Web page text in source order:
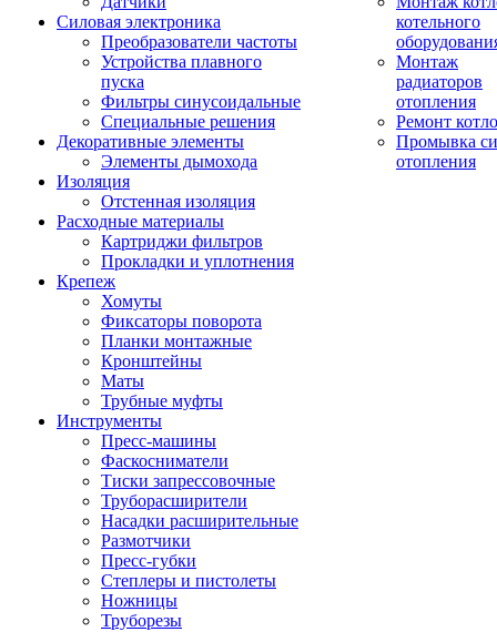
Силовая электроника
Преобразователи частоты
Устройства плавного
пуска
Фильтры синусоидальные
Специальные решения
Декоративные элементы
Элементы дымохода
Изоляция
Отстенная изоляция
Расходные материалы
Картриджи фильтров
Прокладки и уплотнения
Крепеж
Хомуты
Фиксаторы поворота
Планки монтажные
Кронштейны
Маты
Трубные муфты
Инструменты
Пресс-машины
Фаскосниматели
Тиски запрессовочные
Труборасширители
Насадки расширительные
Размотчики
Пресс-губки
Степлеры и пистолеты
Ножницы
Труборезы
котельного
Монтаж
радиаторов
отопления
Ремонт
Промывка
отопления